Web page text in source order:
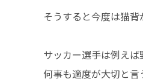
そうすると今度は猫
サッカー選手は例え
何事も適度が大切と言